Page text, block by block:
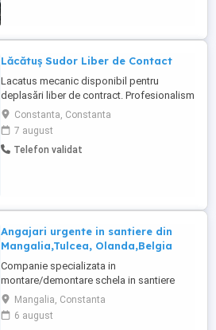
Lăcătuș Sudor Liber de Contact
Lacatus mecanic disponibil pentru
deplasări liber de contract. Profesionalism
și competență în servicii la standarde
ridicate. Oportunitate perfectă pentru
proiecte industriale sau de construcții.
Contactează-ne pentru mai multe detalii!
Constanta, Constanta
7 august
Telefon validat
Angajari urgente in santiere din
Mangalia,Tulcea, Olanda,Belgia
Companie specializata in
montare/demontare schela in santiere
navale ofera spre ocupare posturi de
schelari sau muncitori necalificati cu
posibilitate de calificare la locul de
Mangalia, Constanta
6 august